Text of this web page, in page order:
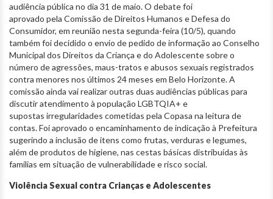
audiência pública no dia 31 de maio. O debate foi
aprovado pela Comissão de Direitos Humanos e Defesa do
Consumidor, em reunião nesta segunda-feira (10/5), quando
também foi decidido o envio de pedido de informação ao Conselho
Municipal dos Direitos da Criança e do Adolescente sobre o
número de agressões, maus-tratos e abusos sexuais registrados
contra menores nos últimos 24 meses em Belo Horizonte. A
comissão ainda vai realizar outras duas audiências públicas para
discutir atendimento à população LGBTQIA+ e
supostas irregularidades cometidas pela Copasa na leitura de
contas. Foi aprovado o encaminhamento de indicação à Prefeitura
sugerindo a inclusão de itens como frutas, verduras e legumes,
além de produtos de higiene, nas cestas básicas distribuídas às
famílias em situação de vulnerabilidade e risco social.
Violência Sexual contra Crianças e Adolescentes